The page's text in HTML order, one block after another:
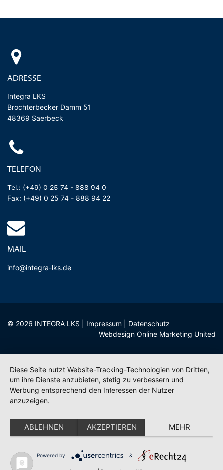
ADRESSE
Integra LKS
Brochterbecker Damm 51
48369 Saerbeck
TELEFON
Tel.: (+49) 0 25 74 - 888 94 0
Fax: (+49) 0 25 74 - 888 94 22
MAIL
info@integra-lks.de
© 2026 INTEGRA LKS | Impressum
Datenschutz
Webdesign Online Marketing United
Diese Seite nutzt Website-Tracking-Technologien von Dritten,
um ihre Dienste anzubieten, stetig zu verbessern und
Werbung entsprechend den Interessen der Nutzer
anzuzeigen.
ABLEHNEN AKZEPTIEREN MEHR
Powered by &